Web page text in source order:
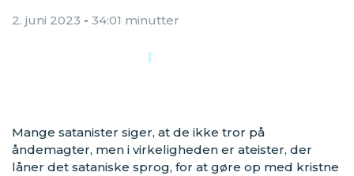
2. juni 2023 - 34:01 minutter
Mange satanister siger, at de ikke tror på
åndemagter, men i virkeligheden er ateister, der
låner det sataniske sprog, for at gøre op med kristne